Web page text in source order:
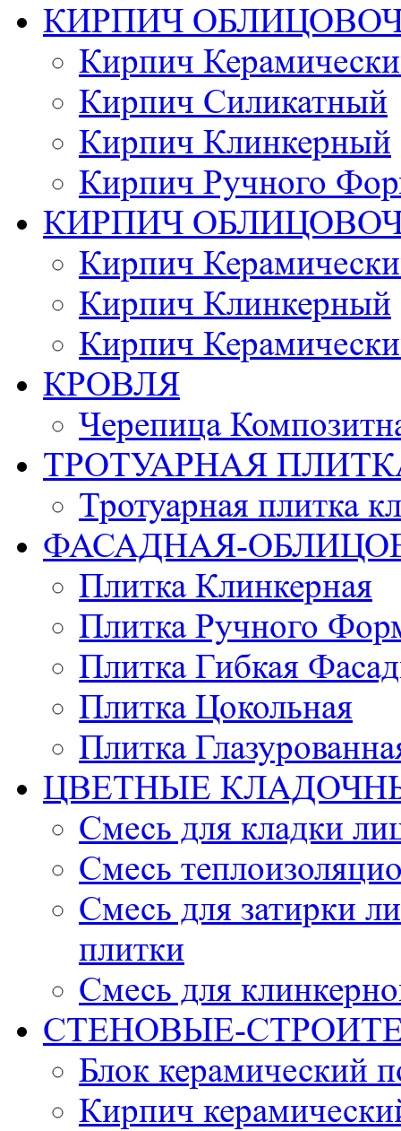
КИРПИЧ
Кирпич
Кирпич Силикатный
Кирпич Клинкерный
Кирпич Ручного
КИРПИЧ
Кирпич
Кирпич Клинкерный
Кирпич
КРОВЛЯ
Черепица
ТРОТУАРНАЯ
Тротуарная плитка
ФАСАДНАЯ-
Плитка Клинкерная
Плитка Ручного
Плитка Гибкая
Плитка Цокольная
Плитка
ЦВЕТНЫЕ
Смесь для кладки
Смесь
Смесь для затирки
плитки
Смесь для
СТЕНОВЫЕ-
Блок керамический
Кирпич